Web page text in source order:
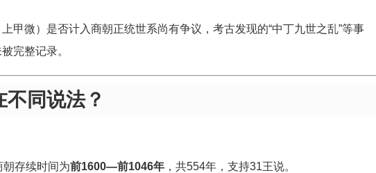
甲微）是否计入商朝正统世系尚有争议，考古发现的“中丁九世之乱”等事
完整记录。
同说法？
存续时间为前1600—前1046年 ，共554年，支持31王说。